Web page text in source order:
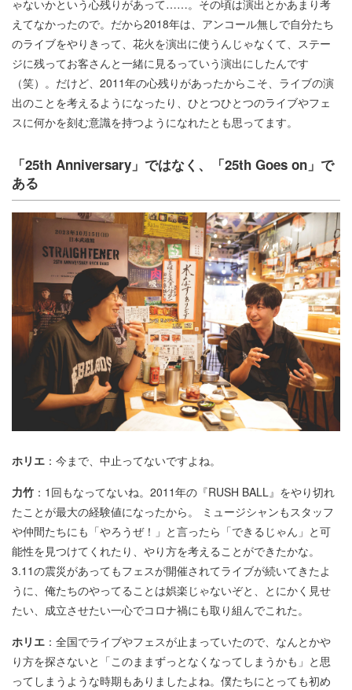
ゃないかという心残りがあって……。その頃は演出とかあまり考
えてなかったので。だから2018年は、アンコール無しで自分たち
のライブをやりきって、花火を演出に使うんじゃなくて、ステー
ジに残ってお客さんと一緒に見るっていう演出にしたんです
（笑）。だけど、2011年の心残りがあったからこそ、ライブの演
出のことを考えるようになったり、ひとつひとつのライブやフェ
スに何かを刻む意識を持つようになれたとも思ってます。
「25th Anniversary」ではなく、「25th Goes on」で
ある
ホリエ ：今まで、中止ってないですよね。
力竹 ：1回もなってないね。2011年の『RUSH BALL』をやり切れ
たことが最大の経験値になったから。 ミュージシャンもスタッフ
や仲間たちにも「やろうぜ！」と言ったら「できるじゃん」と可
能性を見つけてくれたり、やり方を考えることができたかな。
3.11の震災があってもフェスが開催されてライブが続いてきたよ
うに、俺たちのやってることは娯楽じゃないぞと、とにかく見せ
たい、成立させたい一心でコロナ禍にも取り組んでこれた。
ホリエ ：全国でライブやフェスが止まっていたので、なんとかや
り方を探さないと「このままずっとなくなってしまうかも」と思
ってしまうような時期もありましたよね。僕たちにとっても初め